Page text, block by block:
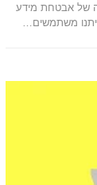
של אבטחת מידע
משתמשים…